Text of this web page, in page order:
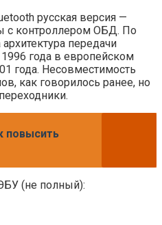
русская версия —
с контроллером ОБД. По
передачи
года в европейском
года. Несовместимость
как говорилось ранее, но
повысить
(не полный):